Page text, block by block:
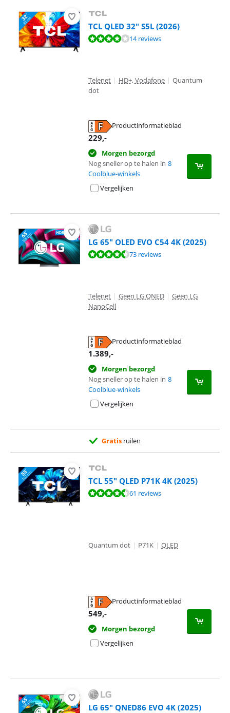
TCL QLED 32" S5L (2026)
Beoordeling is 8,3 van de 10, gebaseerd op 14 reviews.
14 reviews
Telenet | HD+, Vodafone | Quantum
dot
Productinformatieblad
229,-
Morgen bezorgd
Nog sneller op te halen in 8
Coolblue-winkels
Vergelijken
LG 65" OLED EVO C54 4K (2025)
Beoordeling is 9,0 van de 10, gebaseerd op 73 reviews.
73 reviews
Telenet | Geen LG QNED | Geen LG
NanoCell
Productinformatieblad
1.389,-
Morgen bezorgd
Nog sneller op te halen in 8
Coolblue-winkels
Vergelijken
Gratis ruilen
TCL 55" QLED P71K 4K (2025)
Beoordeling is 8,6 van de 10, gebaseerd op 61 reviews.
61 reviews
Quantum dot | P71K | QLED
Productinformatieblad
549,-
Morgen bezorgd
Vergelijken
LG 65" QNED86 EVO 4K (2025)